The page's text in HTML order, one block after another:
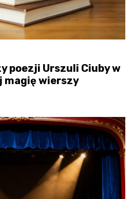
poezji Urszuli Ciuby w
magię wierszy